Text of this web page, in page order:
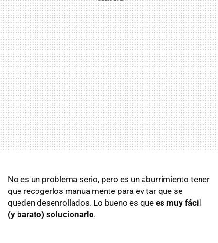
No es un problema serio, pero es un aburrimiento tener
que recogerlos manualmente para evitar que se
queden desenrollados. Lo bueno es que es muy fácil
(y barato) solucionarlo.